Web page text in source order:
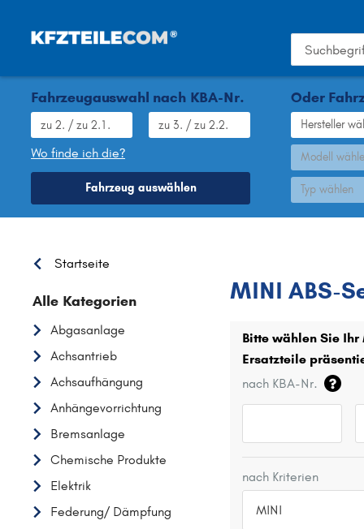
Fahrzeugauswahl nach KBA-Nr.
Wo finde ich die?
Fahrzeug auswählen
Oder
Hersteller
Modell
Typ wählen
Startseite
Alle Kategorien
Abgasanlage
Achsantrieb
Achsaufhängung
Anhängevorrichtung
Bremsanlage
Chemische Produkte
Elektrik
Federung/ Dämpfung
MINI ABS-
Bitte wählen Sie
Ersatzteile
nach KBA-Nr.
nach Kriterien
MINI